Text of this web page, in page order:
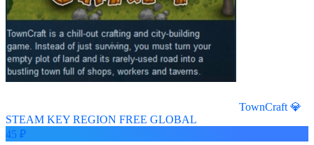
TownCraft 💎
STEAM KEY REGION FREE GLOBAL
45 ₽